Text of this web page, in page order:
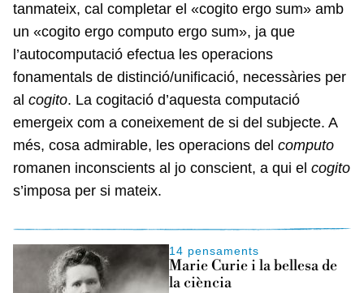
tanmateix, cal completar el «cogito ergo sum» amb
un «cogito ergo computo ergo sum», ja que
l’autocomputació efectua les operacions
fonamentals de distinció/unificació, necessàries per
al cogito. La cogitació d’aquesta computació
emergeix com a coneixement de si del subjecte. A
més, cosa admirable, les operacions del computo
romanen inconscients al jo conscient, a qui el cogito
s’imposa per si mateix.
14 pensaments
Marie Curie i la bellesa de
la ciència